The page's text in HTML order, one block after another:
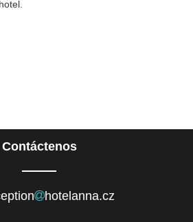
Contáctenos
hotelanna.cz